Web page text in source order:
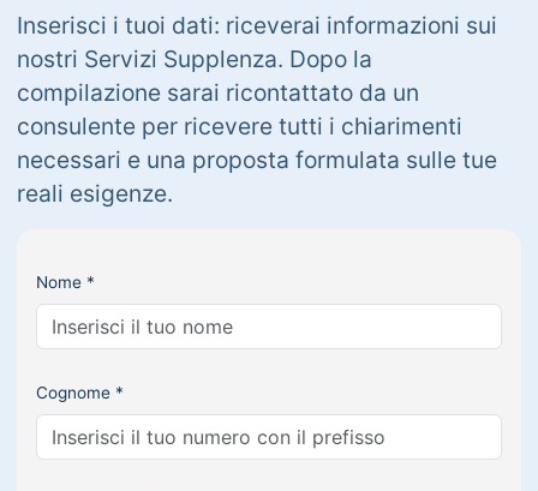
Inserisci i tuoi dati: riceverai informazioni sui
nostri Servizi Supplenza. Dopo la
compilazione sarai ricontattato da un
consulente per ricevere tutti i chiarimenti
necessari e una proposta formulata sulle tue
reali esigenze.
Nome *
Cognome *